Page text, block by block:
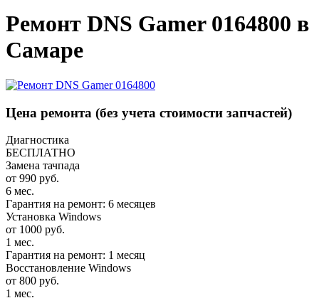
Ремонт DNS Gamer 0164800 в
Самаре
Цена ремонта (без учета стоимости запчастей)
Диагностика
БЕСПЛАТНО
Замена тачпада
от 990 руб.
6 мес.
Гарантия на ремонт: 6 месяцев
Установка Windows
от 1000 руб.
1 мес.
Гарантия на ремонт: 1 месяц
Восстановление Windows
от 800 руб.
1 мес.